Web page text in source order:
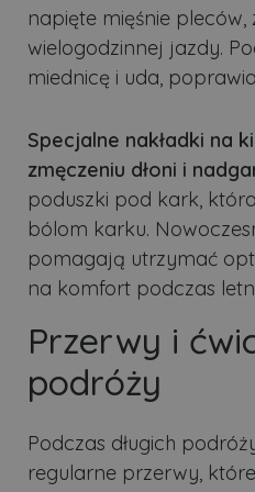
napięte mięśnie
wielogodzinnej jazdy.
miednicę i uda,
Specjalne nakładki na
zmęczeniu dłoni i
poduszki pod kark,
bólom karku.
pomagają utrzymać
na komfort podczas
Przerwy i
podróży
Podczas długich
regularne przerwy,
Nazwa
Domena
VISITOR_PRIVACY_METADATA
YouTube
.youtube.com
PHPSESSID
Dostawca/
Nazwa Dostawca /Domena
Polityce prywatności Google